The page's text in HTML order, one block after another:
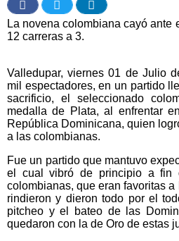
La novena colombiana cayó ante
12 carreras a 3.
Valledupar, viernes 01 de Julio
mil espectadores, en un partido
sacrificio, el seleccionado
medalla de Plata, al enfrentar
República Dominicana, quien
a las colombianas.
Fue un partido que mantuvo
el cual vibró de principio a fin
colombianas, que eran favoritas
rindieron y dieron todo por el
pitcheo y el bateo de las
quedaron con la de Oro de estas